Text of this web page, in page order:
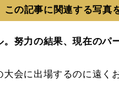
この記事に関連する写真
努力の結果、現在のパ
会に出場するのに遠く